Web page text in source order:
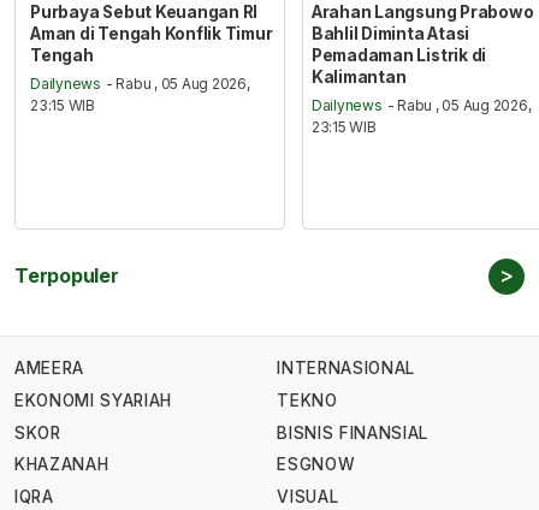
Purbaya Sebut Keuangan RI
Aman di Tengah Konflik Timur
Tengah
Dailynews - Rabu , 05 Aug 2026,
23:15 WIB
Arahan Langsung Prabowo
Bahlil Diminta Atasi
Pemadaman Listrik di
Kalimantan
Dailynews - Rabu , 05 Aug 2026,
23:15 WIB
Terpopuler >
AMEERA
EKONOMI SYARIAH
SKOR
KHAZANAH
IQRA
INTERNASIONAL
TEKNO
BISNIS FINANSIAL
ESGNOW
VISUAL